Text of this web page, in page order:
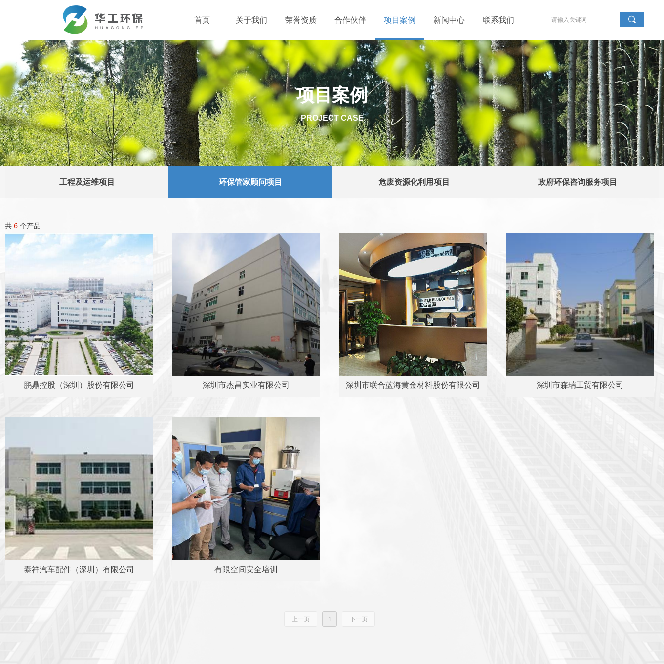
首页 关于我们 荣誉资质 合作伙伴 项目案例 新闻中心 联系我们 끠
共 6 个产品
鹏鼎控股（深圳）股份有限公司 深圳市杰昌实业有限公司 深圳市联合蓝海黄金材料股份有限公司 深圳市森瑞工贸有限公司
泰祥汽车配件（深圳）有限公司 有限空间安全培训
上一页 1 下一页
工程及运维项目 环保管家顾问项目 危废资源化利用项目 政府环保咨询服务项目
项目案例
PROJECT CASE